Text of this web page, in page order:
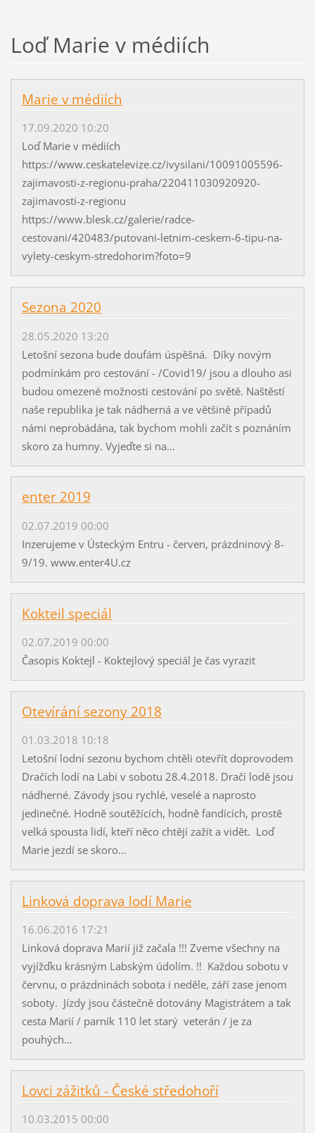
Loď Marie v médiích
Marie v médiích
17.09.2020 10:20
Loď Marie v médiích
https://www.ceskatelevize.cz/ivysilani/10091005596-
zajimavosti-z-regionu-praha/220411030920920-
zajimavosti-z-regionu
https://www.blesk.cz/galerie/radce-
cestovani/420483/putovani-letnim-ceskem-6-tipu-na-
vylety-ceskym-stredohorim?foto=9
Sezona 2020
28.05.2020 13:20
Letošní sezona bude doufám úspěšná. Díky novým
podmínkám pro cestování - /Covid19/ jsou a dlouho asi
budou omezené možnosti cestování po světě. Naštěstí
naše republika je tak nádherná a ve většině případů
námi neprobádána, tak bychom mohli začít s poznáním
skoro za humny. Vyjeďte si na...
enter 2019
02.07.2019 00:00
Inzerujeme v Ústeckým Entru - červen, prázdninový 8-
9/19. www.enter4U.cz
Kokteil speciál
02.07.2019 00:00
Časopis Koktejl - Koktejlový speciál Je čas vyrazit
Otevírání sezony 2018
01.03.2018 10:18
Letošní lodní sezonu bychom chtěli otevřít doprovodem
Dračích lodí na Labi v sobotu 28.4.2018. Dračí lodě jsou
nádherné. Závody jsou rychlé, veselé a naprosto
jedinečné. Hodně soutěžících, hodně fandících, prostě
velká spousta lidí, kteří něco chtějí zažít a vidět. Loď
Marie jezdí se skoro...
Linková doprava lodí Marie
16.06.2016 17:21
Linková doprava Marií již začala !!! Zveme všechny na
vyjížďku krásným Labským údolím. !! Každou sobotu v
červnu, o prázdninách sobota i neděle, září zase jenom
soboty. Jízdy jsou částečně dotovány Magistrátem a tak
cesta Marií / parník 110 let starý veterán / je za
pouhých...
Lovci zážitků - České středohoří
10.03.2015 00:00